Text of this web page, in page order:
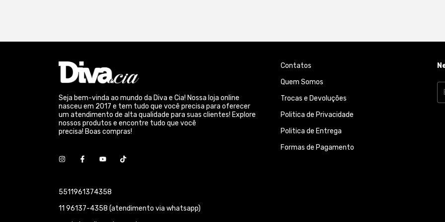
Seja bem-vinda ao mundo da Diva e Cia! Nossa loja online
nasceu em 2017 e tem tudo que você precisa para oferecer
um atendimento de alta qualidade para suas clientes! Explore
nossos produtos e encontre tudo que você
precisa! Boas compras!
5511961374358
11 96137-4358 (atendimento via whatsapp)
Contatos
Quem Somos
Trocas e Devoluções
Politica de Privacidade
Politica de Entrega
Formas de Pagamento